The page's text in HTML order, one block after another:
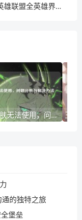
探索英雄联盟全英雄界面设置，解锁个性化与高效体验
CSGO皮肤无法使用，问题分析与解决办法
的独特之旅
堡垒